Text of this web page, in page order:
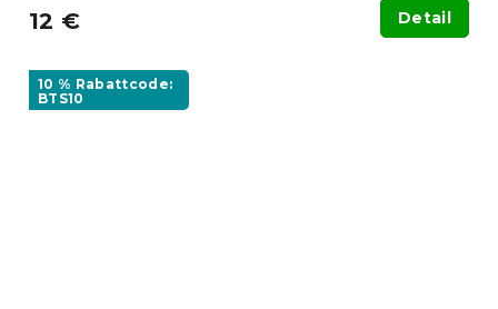
12 € Detail
10 % Rabattcode:
BTS10